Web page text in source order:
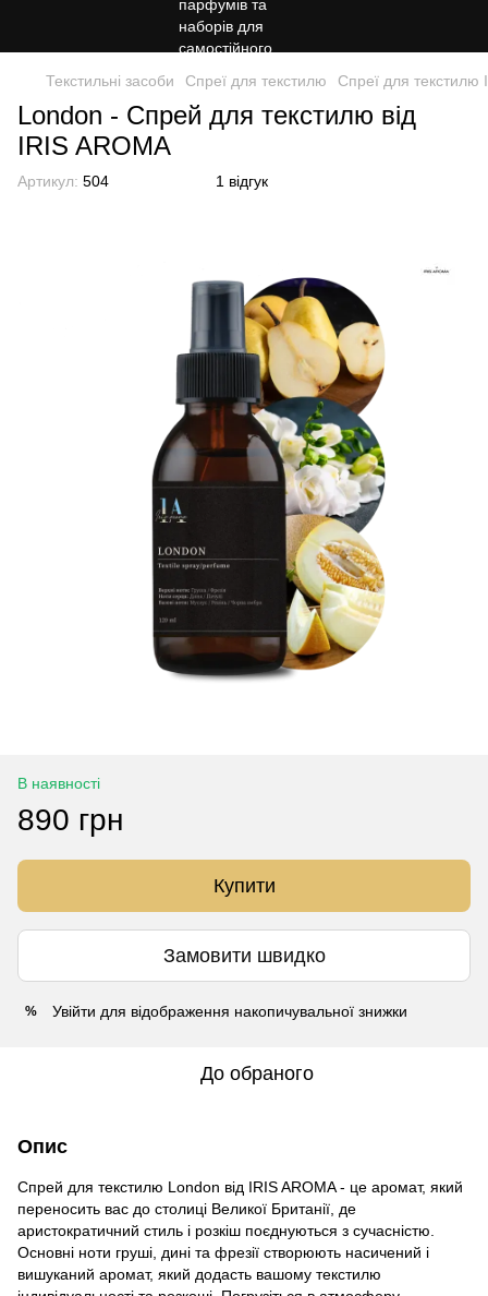
Текстильні засоби Спреї для текстилю Спреї для текстилю
London - Спрей для текстилю від
IRIS AROMA
Артикул: 504 1 відгук
В наявності
890 грн
Купити
Замовити швидко
% Увійти для відображення накопичувальної знижки
До обраного
Опис
Спрей для текстилю London від IRIS AROMA - це аромат, який
переносить вас до столиці Великої Британії, де
аристократичний стиль і розкіш поєднуються з сучасністю.
Основні ноти груші, дині та фрезії створюють насичений і
вишуканий аромат, який додасть вашому текстилю